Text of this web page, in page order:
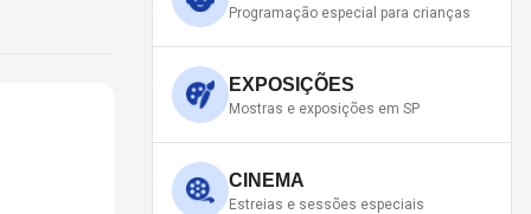
Programação especial para crianças
EXPOSIÇÕES
Mostras e exposições em SP
CINEMA
Estreias e sessões especiais